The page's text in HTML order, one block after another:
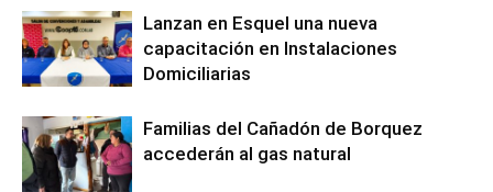
Lanzan en Esquel una nueva
capacitación en Instalaciones
Domiciliarias
Familias del Cañadón de Borquez
accederán al gas natural